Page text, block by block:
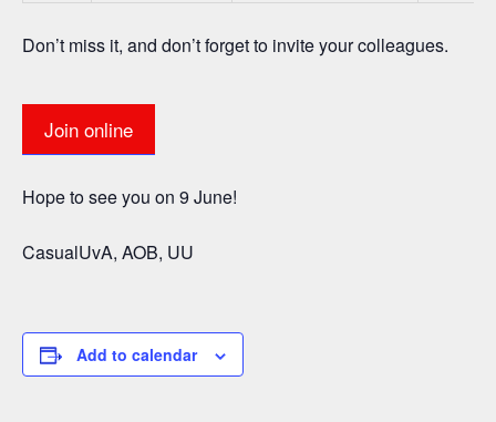
Don’t miss it, and don’t forget to invite your colleagues.
Join online
Hope to see you on 9 June!
CasualUvA, AOB, UU
Add to calendar